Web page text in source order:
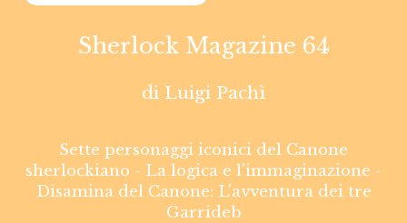
Sherlock Magazine 64
di Luigi Pachì
Sette personaggi iconici del Canone
sherlockiano - La logica e l'immaginazione -
Disamina del Canone: L'avventura dei tre
Garrideb